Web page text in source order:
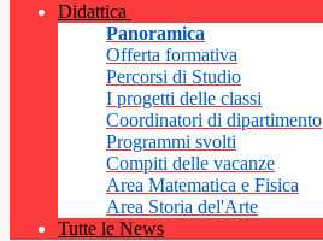
Didattica
Panoramica
Offerta formativa
Percorsi di Studio
I progetti delle classi
Coordinatori di dipartimento
Programmi svolti
Compiti delle vacanze
Area Matematica e Fisica
Area Storia del'Arte
Tutte le News